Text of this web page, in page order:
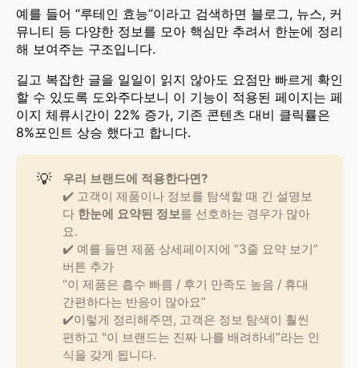
예를 들어 “루테인 효능”이라고 검색하면 블로그, 뉴스, 커
뮤니티 등 다양한 정보를 모아 핵심만 추려서 한눈에 정리
해 보여주는 구조입니다.
길고 복잡한 글을 일일이 읽지 않아도 요점만 빠르게 확인
할 수 있도록 도와주다보니 이 기능이 적용된 페이지는 페
이지 체류시간이 22% 증가, 기존 콘텐츠 대비 클릭률은
8%포인트 상승 했다고 합니다.
💡
우리 브랜드에 적용한다면?
✔️ 고객이 제품이나 정보를 탐색할 때 긴 설명보
다 한눈에 요약된 정보를 선호하는 경우가 많아
요.
✔️ 예를 들면 제품 상세페이지에 “3줄 요약 보기”
버튼 추가
“이 제품은 흡수 빠름 / 후기 만족도 높음 / 휴대
간편하다는 반응이 많아요”
✔️이렇게 정리해주면, 고객은 정보 탐색이 훨씬
편하고 "이 브랜드는 진짜 나를 배려하네”라는 인
식을 갖게 됩니다.